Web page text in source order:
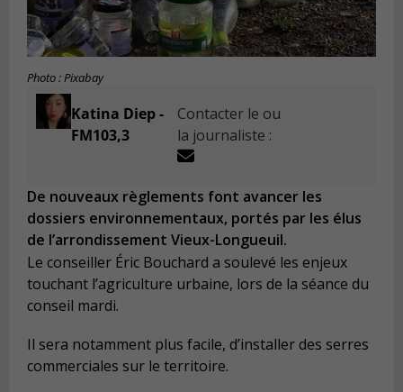
Photo : Pixabay
Katina Diep -
FM103,3
Contacter le ou
la journaliste :
De nouveaux règlements font avancer les
dossiers environnementaux, portés par les élus
de l’arrondissement Vieux-Longueuil.
Le conseiller Éric Bouchard a soulevé les enjeux
touchant l’agriculture urbaine, lors de la séance du
conseil mardi.
Il sera notamment plus facile, d’installer des serres
commerciales sur le territoire.